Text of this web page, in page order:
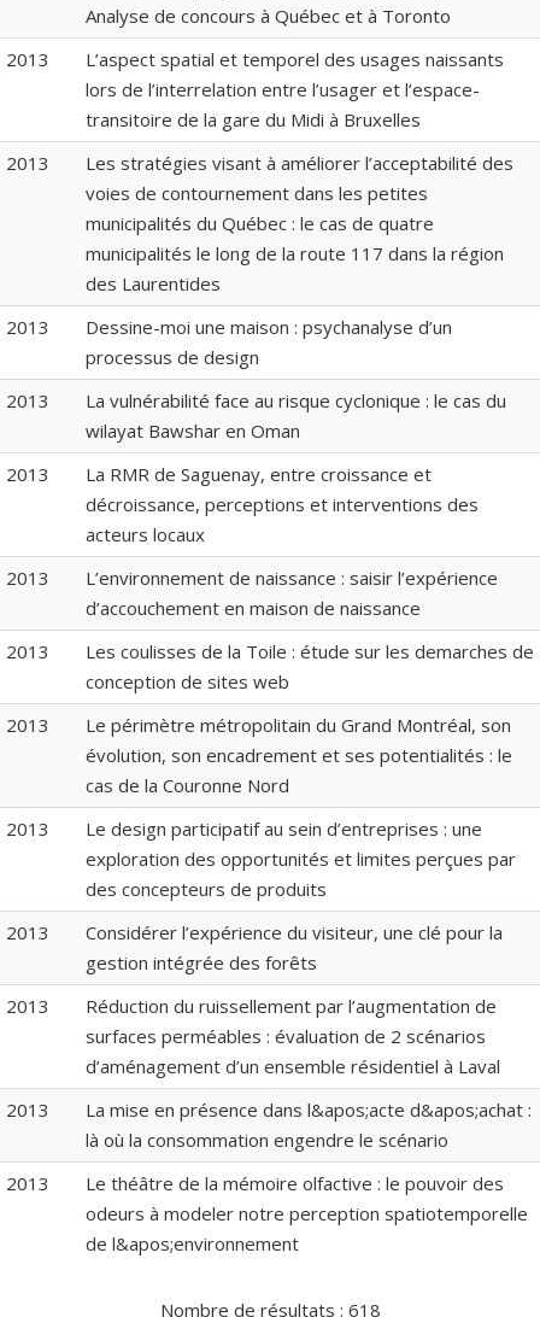
Analyse de concours à Québec et à Toronto
2013
L’aspect spatial et temporel des usages naissants
lors de l’interrelation entre l’usager et l’espace-
transitoire de la gare du Midi à Bruxelles
2013
Les stratégies visant à améliorer l’acceptabilité des
voies de contournement dans les petites
municipalités du Québec : le cas de quatre
municipalités le long de la route 117 dans la région
des Laurentides
2013
Dessine-moi une maison : psychanalyse d’un
processus de design
2013
La vulnérabilité face au risque cyclonique : le cas du
wilayat Bawshar en Oman
2013
La RMR de Saguenay, entre croissance et
décroissance, perceptions et interventions des
acteurs locaux
2013
L’environnement de naissance : saisir l’expérience
d’accouchement en maison de naissance
2013
Les coulisses de la Toile : étude sur les demarches de
conception de sites web
2013
Le périmètre métropolitain du Grand Montréal, son
évolution, son encadrement et ses potentialités : le
cas de la Couronne Nord
2013
Le design participatif au sein d’entreprises : une
exploration des opportunités et limites perçues par
des concepteurs de produits
2013
Considérer l’expérience du visiteur, une clé pour la
gestion intégrée des forêts
2013
Réduction du ruissellement par l’augmentation de
surfaces perméables : évaluation de 2 scénarios
d’aménagement d’un ensemble résidentiel à Laval
2013
La mise en présence dans l&apos;acte d&apos;achat :
là où la consommation engendre le scénario
2013
Le théâtre de la mémoire olfactive : le pouvoir des
odeurs à modeler notre perception spatiotemporelle
de l&apos;environnement
Nombre de résultats : 618